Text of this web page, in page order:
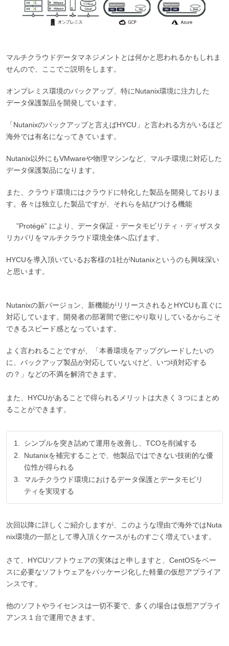
マルチクラウドデータマネジメントとは何かと思われるかもしれま
せんので、ここでご説明をします。
オンプレミス環境のバックアップ、特にNutanix環境に注力した
データ保護製品を開発しています。
「Nutanixのバックアップと言えばHYCU」と言われる方がいるほど
海外では有名になってきています。
Nutanix以外にもVMwareや物理マシンなど、マルチ環境に対応した
データ保護製品になります。
また、クラウド環境にはクラウドに特化した製品を開発しておりま
す。各々は独立した製品ですが、それらを結びつける機能
”Protégé” により、データ保証・データモビリティ・ディザスタ
リカバリをマルチクラウド環境全体へ広げます。
HYCUを導入頂いているお客様の1社がNutanixというのも興味深い
と思います。
Nutanixの新バージョン、新機能がリリースされるとHYCUも直ぐに
対応しています。開発者の部署間で密にやり取りしているからこそ
できるスピード感となっています。
よく言われることですが、「本番環境をアップグレードしたいの
に、バックアップ製品が対応していないけど、いつ頃対応する
の？」などの不満を解消できます。
また、HYCUがあることで得られるメリットは大きく３つにまとめ
ることができます。
シンプルを突き詰めて運用を改善し、TCOを削減する
Nutanixを補完することで、他製品ではできない技術的な優
位性が得られる
マルチクラウド環境におけるデータ保護とデータモビリ
ティを実現する
次回以降に詳しくご紹介しますが、このような理由で海外ではNuta
nix環境の一部として導入頂くケースがものすごく増えています。
さて、HYCUソフトウェアの実体はと申しますと、CentOSをベー
スに必要なソフトウェアをパッケージ化した軽量の仮想アプライア
ンスです。
他のソフトやライセンスは一切不要で、多くの場合は仮想アプライ
アンス１台で運用できます。